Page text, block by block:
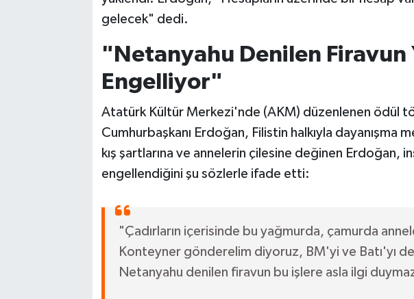
gelecek" dedi.
"Netanyahu Denilen Firavun
Engelliyor"
Atatürk Kültür Merkezi'nde (AKM) düzenlenen ödül
Cumhurbaşkanı Erdoğan, Filistin halkıyla dayanışma
kış şartlarına ve annelerin çilesine değinen Erdoğan,
engellendiğini şu sözlerle ifade etti:
"Çadırların içerisinde bu yağmurda, çamurda
Konteyner gönderelim diyoruz, BM'yi ve Batı'yı
Netanyahu denilen firavun bu işlere asla ilgi